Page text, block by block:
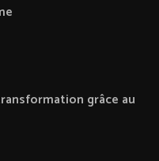
grâce au